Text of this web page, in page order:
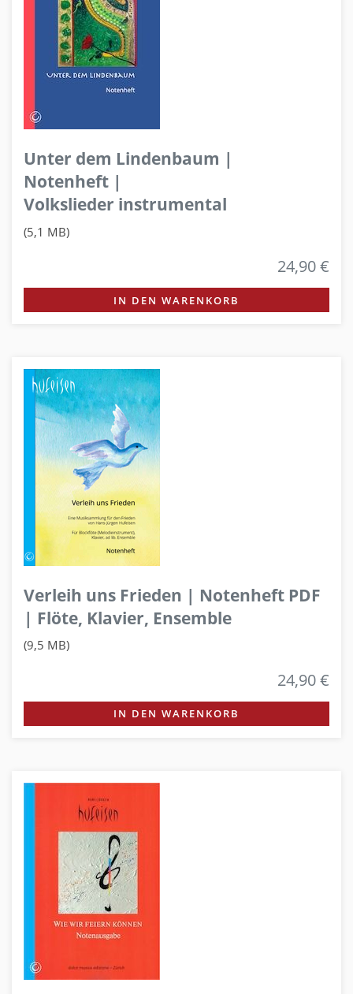
Unter dem Lindenbaum |
Notenheft |
Volkslieder instrumental
(5,1 MB)
24,90 €
IN DEN WARENKORB
Verleih uns Frieden | Notenheft PDF
| Flöte, Klavier, Ensemble
(9,5 MB)
24,90 €
IN DEN WARENKORB